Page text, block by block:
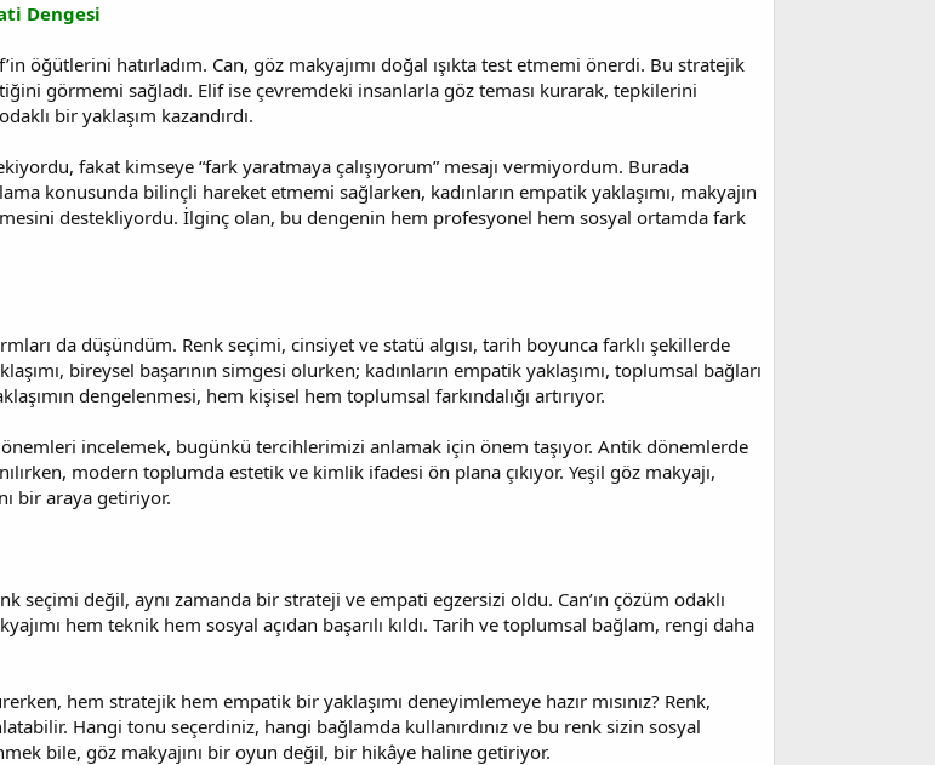
Dengesi
öğütlerini hatırladım. Can, göz makyajımı doğal ışıkta test etmemi önerdi. Bu stratejik
görmemi sağladı. Elif ise çevremdeki insanlarla göz teması kurarak, tepkilerini
bir yaklaşım kazandırdı.
fakat kimseye “fark yaratmaya çalışıyorum” mesajı vermiyordum. Burada
konusunda bilinçli hareket etmemi sağlarken, kadınların empatik yaklaşımı, makyajın
destekliyordu. İlginç olan, bu dengenin hem profesyonel hem sosyal ortamda fark
da düşündüm. Renk seçimi, cinsiyet ve statü algısı, tarih boyunca farklı şekillerde
bireysel başarının simgesi olurken; kadınların empatik yaklaşımı, toplumsal bağları
dengelenmesi, hem kişisel hem toplumsal farkındalığı artırıyor.
incelemek, bugünkü tercihlerimizi anlamak için önem taşıyor. Antik dönemlerde
modern toplumda estetik ve kimlik ifadesi ön plana çıkıyor. Yeşil göz makyajı,
bir araya getiriyor.
seçimi değil, aynı zamanda bir strateji ve empati egzersizi oldu. Can’ın çözüm odaklı
hem teknik hem sosyal açıdan başarılı kıldı. Tarih ve toplumsal bağlam, rengi daha
hem stratejik hem empatik bir yaklaşımı deneyimlemeye hazır mısınız? Renk,
Hangi tonu seçerdiniz, hangi bağlamda kullanırdınız ve bu renk sizin sosyal
bile, göz makyajını bir oyun değil, bir hikâye haline getiriyor.